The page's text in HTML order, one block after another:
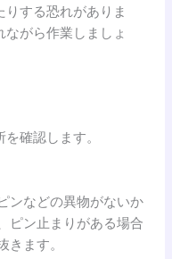
する恐れがありま
がら作業しましょ
確認します。
ンなどの異物がないか
ピン止まりがある場合
きます。